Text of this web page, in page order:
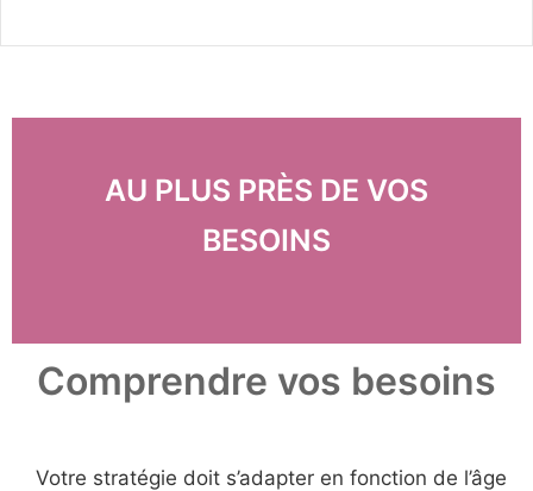
AU PLUS PRÈS DE VOS
BESOINS
Comprendre vos besoins
Votre stratégie doit s’adapter en fonction de l’âge